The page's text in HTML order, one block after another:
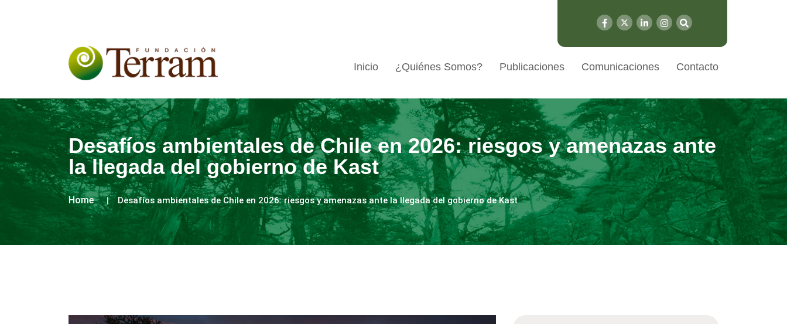
Inicio ¿Quiénes Somos? Publicaciones Comunicaciones Contacto
Desafíos ambientales de Chile en 2026: riesgos y amenazas ante
la llegada del gobierno de Kast
Home Desafíos ambientales de Chile en 2026: riesgos y amenazas ante la llegada del gobierno de Kast